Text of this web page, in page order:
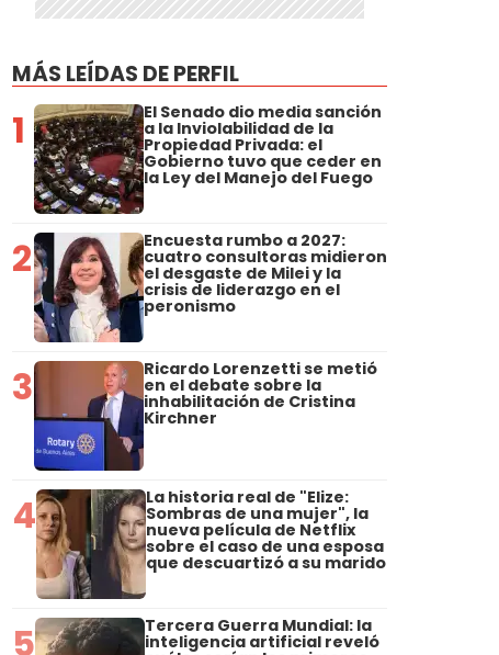
MÁS LEÍDAS DE PERFIL
1 El Senado dio media sanción
a la Inviolabilidad de la
Propiedad Privada: el
Gobierno tuvo que ceder en
la Ley del Manejo del Fuego
2 Encuesta rumbo a 2027:
cuatro consultoras midieron
el desgaste de Milei y la
crisis de liderazgo en el
peronismo
3 Ricardo Lorenzetti se metió
en el debate sobre la
inhabilitación de Cristina
Kirchner
4 La historia real de "Elize:
Sombras de una mujer", la
nueva película de Netflix
sobre el caso de una esposa
que descuartizó a su marido
5 Tercera Guerra Mundial: la
inteligencia artificial reveló